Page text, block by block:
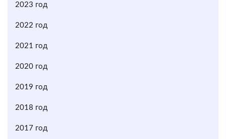
2023 год
2022 год
2021 год
2020 год
2019 год
2018 год
2017 год